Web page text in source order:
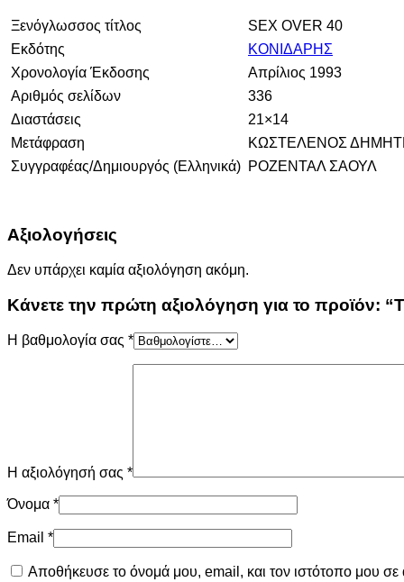
Ξενόγλωσσος τίτλος
SEX OVER 40
Εκδότης
ΚΟΝΙΔΑΡΗΣ
Χρονολογία Έκδοσης
Απρίλιος 1993
Αριθμός σελίδων
336
Διαστάσεις
21×14
Μετάφραση
ΚΩΣΤΕΛΕΝΟΣ
Συγγραφέας/Δημιουργός (Ελληνικά) ΡΟΖΕΝΤΑΛ ΣΑΟΥΛ
Αξιολογήσεις
Δεν υπάρχει καμία αξιολόγηση ακόμη.
Κάνετε την πρώτη αξιολόγηση για το προϊόν:
Η βαθμολογία σας *
Η αξιολόγησή σας *
Όνομα *
Email *
Αποθήκευσε το όνομά μου, email, και τον ιστότοπο μου